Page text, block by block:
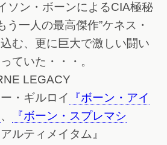
ソン・ボーンによるCIA極秘
う一人の最高傑作”ケネス・
む、更に巨大で激しい闘い
ていた・・・。
LEGACY
・ギルロイ
『ボーン・アイ
、
『ボーン・スプレマシ
ルティメイタム』